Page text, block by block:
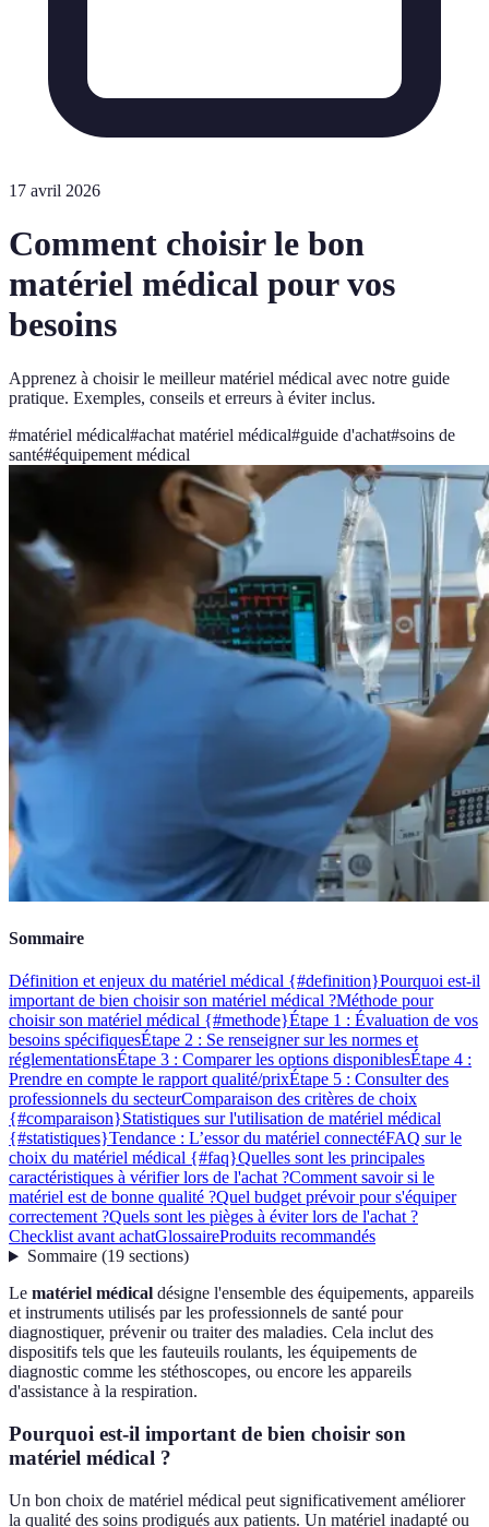
17 avril 2026
Comment choisir le bon
matériel médical pour vos
besoins
Apprenez à choisir le meilleur matériel médical avec notre guide
pratique. Exemples, conseils et erreurs à éviter inclus.
#matériel médical#achat matériel médical#guide d'achat#soins de
santé#équipement médical
Sommaire
Définition et enjeux du matériel médical {#definition}Pourquoi est-il
important de bien choisir son matériel médical ?Méthode pour
choisir son matériel médical {#methode}Étape 1 : Évaluation de vos
besoins spécifiquesÉtape 2 : Se renseigner sur les normes et
réglementationsÉtape 3 : Comparer les options disponiblesÉtape 4 :
Prendre en compte le rapport qualité/prixÉtape 5 : Consulter des
professionnels du secteurComparaison des critères de choix
{#comparaison}Statistiques sur l'utilisation de matériel médical
{#statistiques}Tendance : L’essor du matériel connectéFAQ sur le
choix du matériel médical {#faq}Quelles sont les principales
caractéristiques à vérifier lors de l'achat ?Comment savoir si le
matériel est de bonne qualité ?Quel budget prévoir pour s'équiper
correctement ?Quels sont les pièges à éviter lors de l'achat ?
Checklist avant achatGlossaireProduits recommandés
Sommaire(19 sections)
Le matériel médical désigne l'ensemble des équipements, appareils
et instruments utilisés par les professionnels de santé pour
diagnostiquer, prévenir ou traiter des maladies. Cela inclut des
dispositifs tels que les fauteuils roulants, les équipements de
diagnostic comme les stéthoscopes, ou encore les appareils
d'assistance à la respiration.
Pourquoi est-il important de bien choisir son
matériel médical ?
Un bon choix de matériel médical peut significativement améliorer
la qualité des soins prodigués aux patients. Un matériel inadapté ou